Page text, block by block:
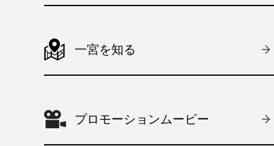
一宮を知る
プロモーションムービー